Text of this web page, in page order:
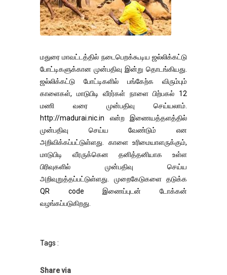
மதுரை மாவட்டத்தில் நடைபெறக்கூடிய ஜல்லிக்கட்டு
போட்டிகளுக்கான முன்பதிவு இன்று தொடங்கியது.
ஜல்லிக்கட்டு போட்டிகளில் பங்கேற்க விரும்பும்
காளைகள், மாடுபிடி வீரர்கள் நாளை பிற்பகல் 12
மணி வரை முன்பதிவு செய்யலாம்.
http://madurai.nic.in என்ற இணையத்தளத்தில்
முன்பதிவு செய்ய வேண்டும் என
அறிவிக்கப்பட்டுள்ளது. காளை உரிமையாளருக்கும்,
மாடுபிடி வீரருக்கென தனித்தனியாக உள்ள
பிரிவுகளில் முன்பதிவு செய்ய
அறிவுறுத்தப்பட்டுள்ளது. முறைகேடுகளை தடுக்க
QR code இணைப்புடன் டோக்கன்
வழங்கப்படுகிறது.
Tags :
Share via